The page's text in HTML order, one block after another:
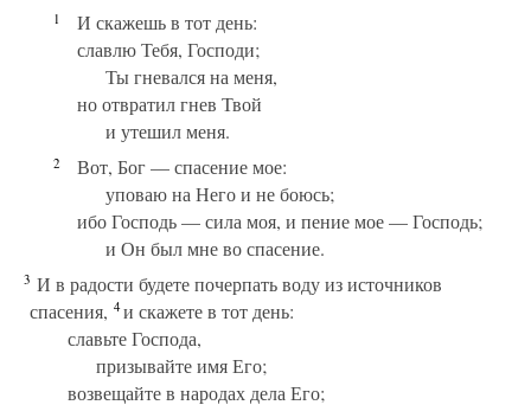
1
И скажешь в тот день:
славлю Тебя, Господи;
Ты гневался на меня,
но отвратил гнев Твой
и утешил меня.
2
Вот, Бог — спасение мое:
уповаю на Него и не боюсь;
ибо Господь — сила моя, и пение мое — Господь;
и Он был мне во спасение.
3 И в радости будете почерпать воду из источников
спасения, 4и скажете в тот день:
славьте Господа,
призывайте имя Его;
возвещайте в народах дела Его;